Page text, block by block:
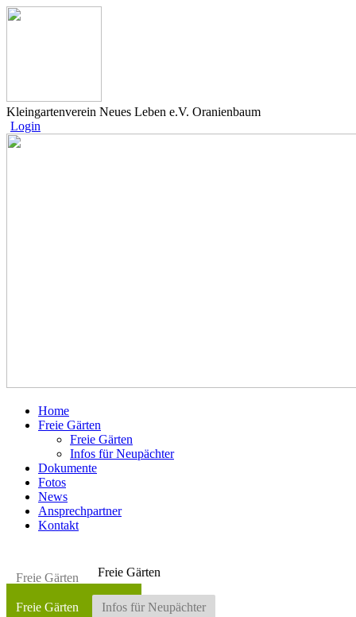
Kleingartenverein Neues Leben e.V. Oranienbaum
Login
Home
Freie Gärten
Freie Gärten
Infos für Neupächter
Dokumente
Fotos
News
Ansprechpartner
Kontakt
Freie Gärten
Freie Gärten Infos für Neupächter
Freie Gärten